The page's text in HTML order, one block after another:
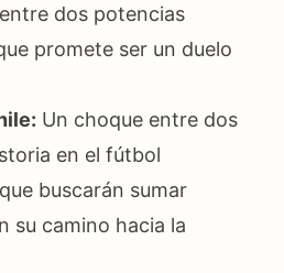
dos potencias
promete ser un duelo
Un choque entre dos
en el fútbol
buscarán sumar
su camino hacia la